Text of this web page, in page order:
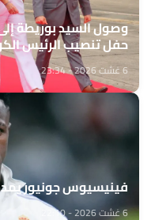
وصول السيد بوريطة
حفل تنصيب الرئيس
6 غشت 2026 - 23:34
فينيسيوس جونيور يمدد
6 غشت 2026 - 22:10